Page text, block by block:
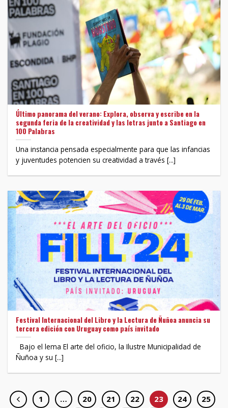
Último panorama del verano: Explora, observa y escribe en la
segunda feria de la creatividad y las letras junto a Santiago en
100 Palabras
Una instancia pensada especialmente para que las infancias
y juventudes potencien su creatividad a través [...]
Festival Internacional del Libro y la Lectura de Ñuñoa anuncia su
tercera edición con Uruguay como país invitado
Bajo el lema El arte del oficio, la Ilustre Municipalidad de
Ñuñoa y su [...]
1 … 20 21 22 23 24
25